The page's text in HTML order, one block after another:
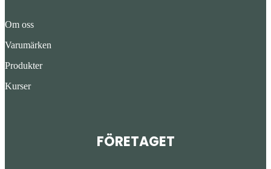
Om oss
Varumärken
Produkter
Kurser
FÖRETAGET